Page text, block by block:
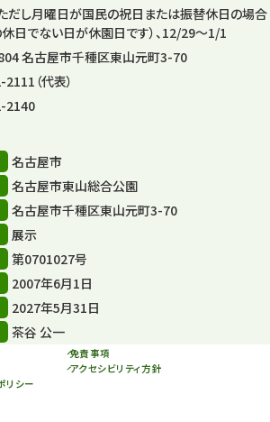
だし月曜日が国民の祝日または振替休日の場合
日でない日が休園日です）、12/29～1/1
名古屋市千種区東山元町3-70
（代表）
2140
名古屋市
名古屋市東山総合公園
名古屋市千種区東山元町3-70
展示
第0701027号
2007年6月1日
2027年5月31日
茶谷 公一
免責事項
アクセシビリティ方針
リシー